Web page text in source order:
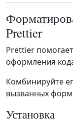
Prettier
Prettier
оформления
Комбинируйте
вызванных
Установка